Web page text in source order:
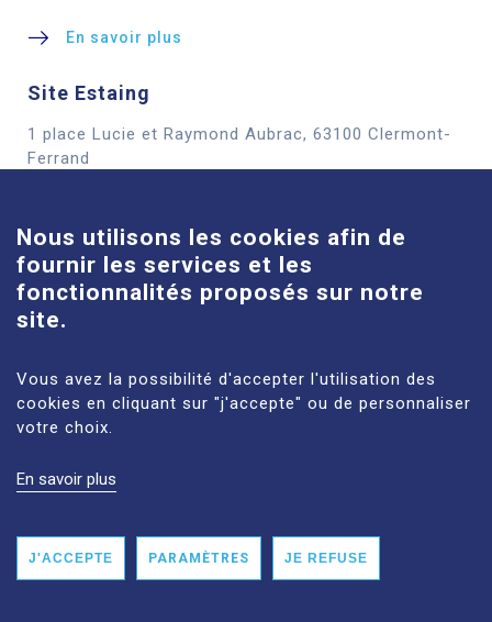
En savoir plus
Site Estaing
1 place Lucie et Raymond Aubrac, 63100 Clermont-
Ferrand
Site Louise-Michel
61 route de Châteaugay, 63118 Cébazat
En savoir plus
MENTIONS LÉGALES
ACCESSIBILITÉ : NON CONFORME
Nous utilisons les cookies afin de
fournir les services et les
fonctionnalités proposés sur notre
site.
Vous avez la possibilité d'accepter l'utilisation des
cookies en cliquant sur "j'accepte" ou de personnaliser
votre choix.
En savoir plus
J'ACCEPTE PARAMÈTRES JE REFUSE